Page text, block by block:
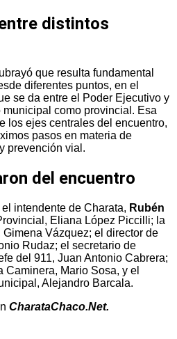
distintos
que resulta fundamental
diferentes puntos, en el
se da entre el Poder Ejecutivo y
como provincial. Esa
los ejes centrales del encuentro,
pasos en materia de
prevención vial.
del encuentro
intendente de Charata, Rubén
Eliana López Piccilli; la
Vázquez; el director de
Rudaz; el secretario de
del 911, Juan Antonio Cabrera;
Mario Sosa, y el
Alejandro Barcala.
CharataChaco.Net.